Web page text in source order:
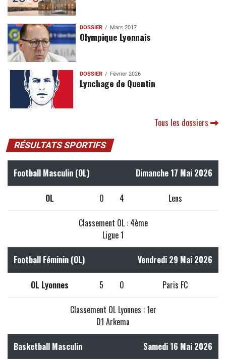
DOSSIER Mars 2017
Olympique Lyonnais
DOSSIER Février 2026
Lynchage de Quentin
Tous les dossiers
RÉSULTATS SPORTIFS
Football Masculin (OL) Dimanche 17 Mai 2026
OL 0 4 Lens
Classement OL : 4ème
Ligue 1
Football Féminin (OL) Vendredi 29 Mai 2026
OL Lyonnes 5 0 Paris FC
Classement OL Lyonnes : 1er
D1 Arkema
Basketball Masculin Samedi 16 Mai 2026